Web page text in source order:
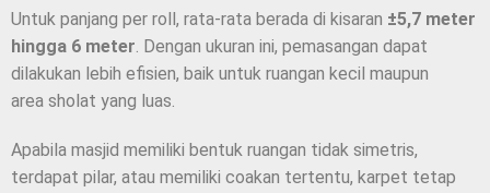
Untuk panjang per roll, rata-rata berada di kisaran ±5,7 meter
hingga 6 meter. Dengan ukuran ini, pemasangan dapat
dilakukan lebih efisien, baik untuk ruangan kecil maupun
area sholat yang luas.
Apabila masjid memiliki bentuk ruangan tidak simetris,
terdapat pilar, atau memiliki coakan tertentu, karpet tetap